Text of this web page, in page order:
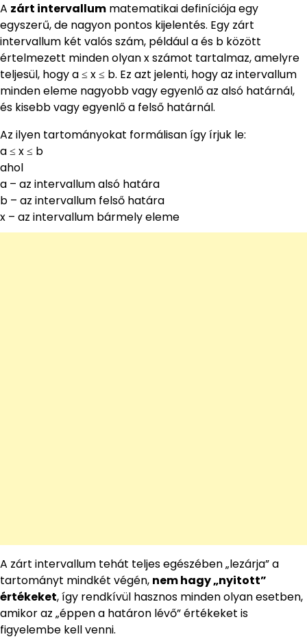
A zárt intervallum matematikai definíciója egy
egyszerű, de nagyon pontos kijelentés. Egy zárt
intervallum két valós szám, például a és b között
értelmezett minden olyan x számot tartalmaz, amelyre
teljesül, hogy a ≤ x ≤ b. Ez azt jelenti, hogy az intervallum
minden eleme nagyobb vagy egyenlő az alsó határnál,
és kisebb vagy egyenlő a felső határnál.
Az ilyen tartományokat formálisan így írjuk le:
a ≤ x ≤ b
ahol
a – az intervallum alsó határa
b – az intervallum felső határa
x – az intervallum bármely eleme
A zárt intervallum tehát teljes egészében „lezárja” a
tartományt mindkét végén, nem hagy „nyitott”
értékeket, így rendkívül hasznos minden olyan esetben,
amikor az „éppen a határon lévő” értékeket is
figyelembe kell venni.